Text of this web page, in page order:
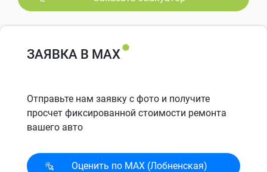
ЗАЯВКА В MAX
Отправьте нам заявку с фото и получите
просчет фиксированной стоимости ремонта
вашего авто
Оценить по MAX (Лобненская)